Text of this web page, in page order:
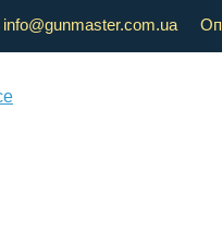
info@gunmaster.com.ua